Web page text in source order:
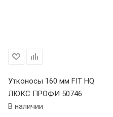
Утконосы 160 мм FIT HQ
ЛЮКС ПРОФИ 50746
В наличии